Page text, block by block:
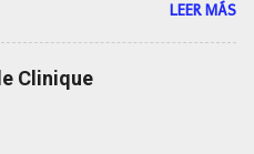
a pilas, a batería,
o de oscilación... y
los precios. Existe en la
que antes de hacer la
de hacernos unas preguntas:
LEER MÁS
Clinique